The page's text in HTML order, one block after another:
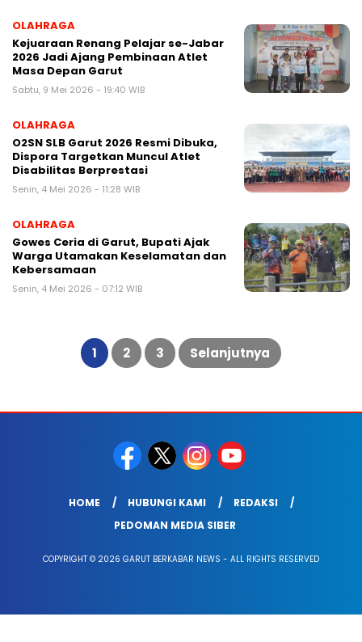
OLAHRAGA
Kejuaraan Renang Pelajar se-Jabar
2026 Jadi Ajang Pembinaan Atlet
Masa Depan Garut
Sabtu, 9 Mei 2026 - 19:40 WIB
OLAHRAGA
O2SN SLB Garut 2026 Resmi Dibuka,
Dispora Targetkan Muncul Atlet
Disabilitas Berprestasi
Senin, 4 Mei 2026 - 11:28 WIB
OLAHRAGA
Gowes Ceria di Garut, Bupati Ajak
Warga Utamakan Keselamatan dan
Kebersamaan
Senin, 4 Mei 2026 - 07:12 WIB
Paginasi
1 2 3 Selanjutnya
HOME HUBUNGI KAMI
REDAKSI
PEDOMAN MEDIA SIBER
COPYRIGHT © 2026 GARUT BERKABAR NEWS - ALL RIGHTS RESERVED